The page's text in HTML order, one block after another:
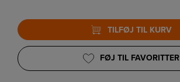
TILFØJ TIL KURV
FØJ TIL FAVORITTER